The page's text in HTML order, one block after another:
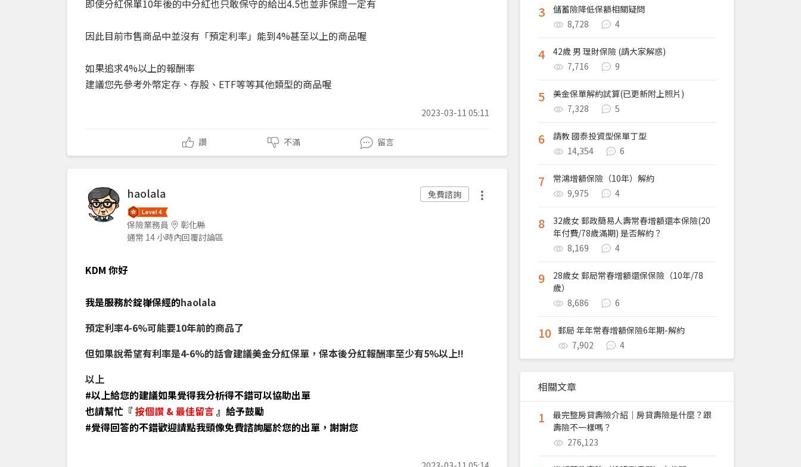
即使分紅保單10年後的中分紅也只敢保守的給出4.5也並非保證一定有
因此目前市售商品中並沒有「預定利率」能到4%甚至以上的商品喔
如果追求4%以上的報酬率
建議您先參考外幣定存、存股、ETF等等其他類型的商品喔
2023-03-11 05:11
讚 不滿 留言
haolala
保險業務員
彰化縣
通常 14 小時內回覆討論區
免費諮詢
KDM 你好
我是服務於錠嵂保經的haolala
預定利率4-6%可能要10年前的商品了
但如果說希望有利率是4-6%的話會建議美金分紅保單，保本後分紅報酬率至少有5%以上!!
以上
#以上給您的建議如果覺得我分析得不錯可以協助出單
也請幫忙『 按個讚 & 最佳留言』給予鼓勵
#覺得回答的不錯歡迎請點我頭像免費諮詢屬於您的出單，謝謝您
3
儲蓄險降低保額相關疑問
8,728
4
4
42歲 男 理財保險 (請大家解惑)
7,716
9
5
美金保單解約試算(已更新附上照片)
7,328
5
6
請教 國泰投資型保單丁型
14,354
6
7
常鴻增額保險（10年）解約
9,975
4
8
32歲女 郵政簡易人壽常春增額還本保險(20
年付費/78歲滿期) 是否解約？
8,169
4
9
28歲女 郵局常春增額還保保險（10年/78
歲）
8,686
6
10 郵局 年年常春增額保險6年期-解約
7,902
4
相關文章
1
最完整房貸壽險介紹｜房貸壽險是什麼？跟
壽險不一樣嗎？
276,123